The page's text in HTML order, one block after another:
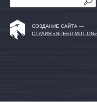
СОЗДАНИЕ САЙТА —
СТУДИЯ «SPEED MOTION»